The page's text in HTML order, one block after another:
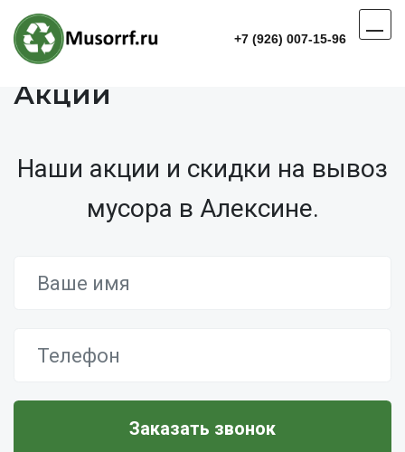
+7 (926) 007-15-96
Акции
Наши акции и скидки на вывоз
мусора в Алексине.